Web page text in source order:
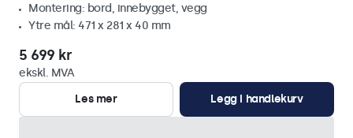
Montering: bord, innebygget, vegg
Ytre mål: 471 x 281 x 40 mm
5 699 kr
ekskl. MVA
Les mer
Legg i handlekurv